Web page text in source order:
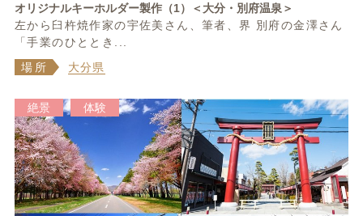
オリジナルキーホルダー製作（1）＜大分・別府温泉＞
左から臼杵焼作家の宇佐美さん、筆者、界 別府の金澤さん
「手業のひととき...
場所
大分県
絶景 体験